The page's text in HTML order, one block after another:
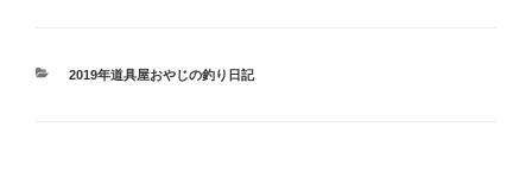
カ
2019年道具屋おやじの釣り日記